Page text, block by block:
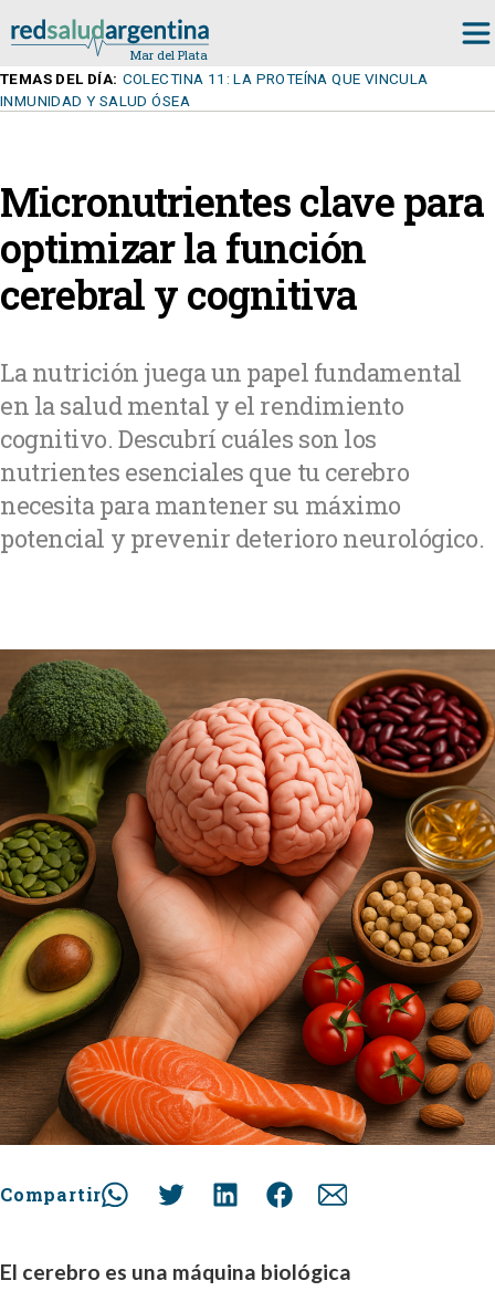
TEMAS DEL DÍA: COLECTINA 11: LA PROTEÍNA QUE VINCULA
INMUNIDAD Y SALUD ÓSEA
Micronutrientes clave para
optimizar la función
cerebral y cognitiva
La nutrición juega un papel fundamental
en la salud mental y el rendimiento
cognitivo. Descubrí cuáles son los
nutrientes esenciales que tu cerebro
necesita para mantener su máximo
potencial y prevenir deterioro neurológico.
Compartir
El cerebro es una máquina biológica